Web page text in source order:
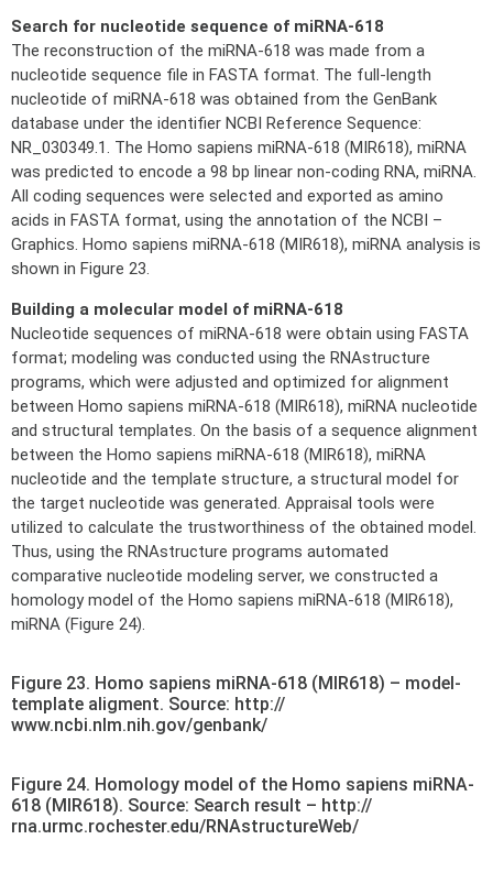
Search for nucleotide sequence of miRNA-618
The reconstruction of the miRNA-618 was made from a
nucleotide sequence file in FASTA format. The full-length
nucleotide of miRNA-618 was obtained from the GenBank
database under the identifier NCBI Reference Sequence:
NR_030349.1. The Homo sapiens miRNA-618 (MIR618), miRNA
was predicted to encode a 98 bp linear non-coding RNA, miRNA.
All coding sequences were selected and exported as amino
acids in FASTA format, using the annotation of the NCBI –
Graphics. Homo sapiens miRNA-618 (MIR618), miRNA analysis is
shown in Figure 23.
Building a molecular model of miRNA-618
Nucleotide sequences of miRNA-618 were obtain using FASTA
format; modeling was conducted using the RNAstructure
programs, which were adjusted and optimized for alignment
between Homo sapiens miRNA-618 (MIR618), miRNA nucleotide
and structural templates. On the basis of a sequence alignment
between the Homo sapiens miRNA-618 (MIR618), miRNA
nucleotide and the template structure, a structural model for
the target nucleotide was generated. Appraisal tools were
utilized to calculate the trustworthiness of the obtained model.
Thus, using the RNAstructure programs automated
comparative nucleotide modeling server, we constructed a
homology model of the Homo sapiens miRNA-618 (MIR618),
miRNA (Figure 24).
Figure 23. Homo sapiens miRNA-618 (MIR618) – model-
template aligment. Source: http://
www.ncbi.nlm.nih.gov/genbank/
Figure 24. Homology model of the Homo sapiens miRNA-
618 (MIR618). Source: Search result – http://
rna.urmc.rochester.edu/RNAstructureWeb/